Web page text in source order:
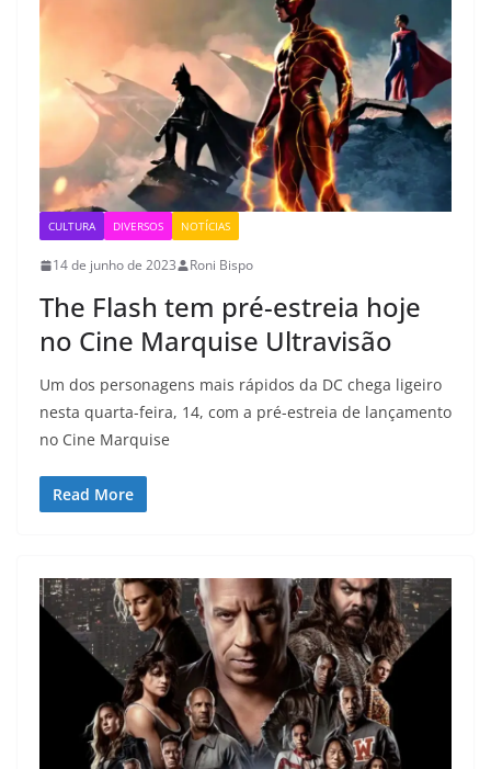
CULTURA DIVERSOS NOTÍCIAS
14 de junho de 2023 Roni Bispo
The Flash tem pré-estreia hoje
no Cine Marquise Ultravisão
Um dos personagens mais rápidos da DC chega ligeiro
nesta quarta-feira, 14, com a pré-estreia de lançamento
no Cine Marquise
Read More